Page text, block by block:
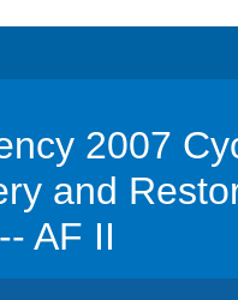
2007
and
AF II